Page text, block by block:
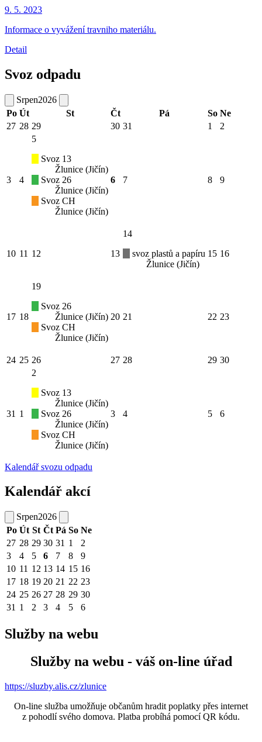
9. 5. 2023
Informace o vyvážení travniho materiálu.
Detail
Svoz odpadu
Srpen2026
Po Út St Čt Pá So Ne
27 28 29 30 31 1 2
3 4
5
Svoz 13
Žlunice (Jičín)
Svoz 26
Žlunice (Jičín)
Svoz CH
Žlunice (Jičín)
6 7 8 9
10 11 12 13
14
svoz plastů a papíru
Žlunice (Jičín)
15 16
17 18
19
Svoz 26
Žlunice (Jičín)
Svoz CH
Žlunice (Jičín)
20 21 22 23
24 25 26 27 28 29 30
31 1
2
Svoz 13
Žlunice (Jičín)
Svoz 26
Žlunice (Jičín)
Svoz CH
Žlunice (Jičín)
3 4 5 6
Kalendář svozu odpadu
Kalendář akcí
Srpen2026
Po Út St Čt Pá So Ne
27 28 29 30 31 1
2
3
4 5 6 7 8
9
10 11 12 13 14 15 16
17 18 19 20 21 22 23
24 25 26 27 28 29 30
31 1 2 3 4 5 6
Služby na webu
Služby na webu - váš on-line úřad
https://sluzby.alis.cz/zlunice
On-line služba umožňuje občanům hradit poplatky přes internet
z pohodlí svého domova. Platba probíhá pomocí QR kódu.